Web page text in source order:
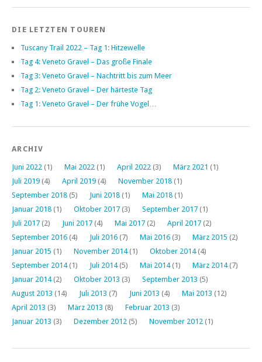
DIE LETZTEN TOUREN
Tuscany Trail 2022 – Tag 1: Hitzewelle
Tag 4: Veneto Gravel – Das große Finale
Tag 3: Veneto Gravel – Nachtritt bis zum Meer
Tag 2: Veneto Gravel – Der härteste Tag
Tag 1: Veneto Gravel – Der frühe Vogel…
ARCHIV
Juni 2022 (1) Mai 2022 (1) April 2022 (3) März 2021 (1)
Juli 2019 (4) April 2019 (4) November 2018 (1)
September 2018 (5) Juni 2018 (1) Mai 2018 (1)
Januar 2018 (1) Oktober 2017 (3) September 2017 (1)
Juli 2017 (2) Juni 2017 (4) Mai 2017 (2) April 2017 (2)
September 2016 (4) Juli 2016 (7) Mai 2016 (3) März 2015 (2)
Januar 2015 (1) November 2014(1) Oktober 2014(4)
September 2014(1) Juli 2014(5) Mai 2014(1) März 2014(7)
Januar 2014(2) Oktober 2013 (3) September 2013 (5)
August 2013 (14) Juli 2013 (7) Juni 2013 (4) Mai 2013 (12)
April 2013 (3) März 2013 (8) Februar 2013 (3)
Januar 2013 (3) Dezember 2012 (5) November 2012 (1)